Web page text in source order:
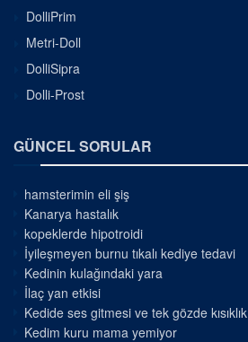
DolliPrim
Metri-Doll
DolliSipra
Dolli-Prost
GÜNCEL SORULAR
hamsterimin eli şiş
Kanarya hastalık
kopeklerde hipotroidi
İyileşmeyen burnu tıkalı kediye tedavi
Kedinin kulağındaki yara
İlaç yan etkisi
Kedide ses gitmesi ve tek gözde kısıklık
Kedim kuru mama yemiyor